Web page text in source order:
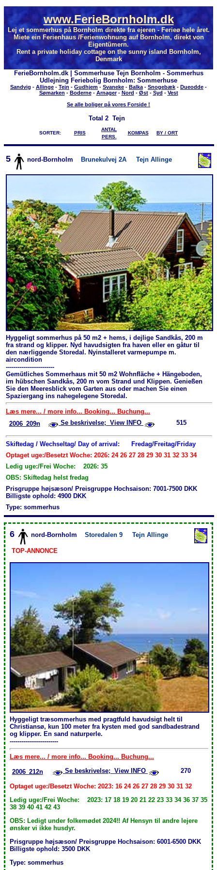
www.FerieBornholm.dk
Lej et sommerhus på Bornholm direkte fra ejeren - Ferieø hele året.
Miete ein Ferienhaus /Ferienwohnung auf Bornholm, direkt von
Eigentümern.
Rent a private holiday cottage on the sunny island Bornholm,
Denmark
FerieBornholm.dk | Sommerhuse Tejn Bornholm - Sommerhus
Udlejning Feriebolig Bornholm: Sommerhuse
Sandvig - Allinge - Tejn - Gudhjem - Svaneke - Balka - Snogebæk - Dueodde -
Sømarken - Boderne- Arnager- Nord - Øst- Syd - Vest
Se alle boliger på vores Forside !
Total 2 Tejn
SORTER: PRIS
ANTAL
PERS.
KOMPAS BY / ORT
5 nord-Bornholm Brunekulvej 2A Tejn Allinge
Hyggeligt sommerhus på 50 m2 + hems, i dejlige Sandkås, 200 m
fra strand og klipper. Nyd havudsigten fra haven eller en gåtur til
den nærliggende Storedal. Nyinstalleret varmepumpe m.
aircondition
-------------------------
Gemütliches Sommerhaus mit 50 m2 Wohnfläche + Hängeboden,
im hübschen Sandkås, 200 m vom Strand und Klippen. Genießen
Sie den Meeresblick vom Garten aus oder machen Sie einen
Spaziergang ins nahegelegene Storedal.
Læs mere... / more info... Booking... Buchung...
2006_209n
Se beskrivelse; View INFO 515
Skiftedag / Wechseltag/ Day of arrival:
Fredag/Freitag/Friday
Optaget uge:/Besetzt Woche: 2026: 24 26 27 28 29 30 31 32 33 34
Ledig uge:/Frei Woche: 2026: 35
OBS: Skiftedag helst fredag
Prisgruppe højsæson/ Preisgruppe Hochsaison: 7001-7500 DKK
Billigste ophold: 4900 DKK
Type: sommerhus
6 nord-Bornholm Storedalen 9 Tejn Allinge
TOP-ANNONCE
Hyggeligt træsommerhus med pragtfuld havudsigt helt til
Christiansø, kun 100 meter fra kysten med god sandbadestrand
og klipper. En sand naturperle.
-------------------------
Læs mere... / more info... Booking... Buchung...
2006_212n Se beskrivelse; View INFO 270
Optaget uge:/Besetzt Woche: 2023: 16 24 26 27 28 29 30 31 32
Ledig uge:/Frei Woche: 2023: 17 18 19 20 21 22 23 33 34 36 37 35
38 39 40 41 42 43
OBS: Ledigt under folkemødet 2024!! Af Hensyn til andre lejere
ønsker vi ikke husdyr.
Prisgruppe højsæson/ Preisgruppe Hochsaison: 6001-6500 DKK
Billigste ophold: 3500 DKK
Type: sommerhus